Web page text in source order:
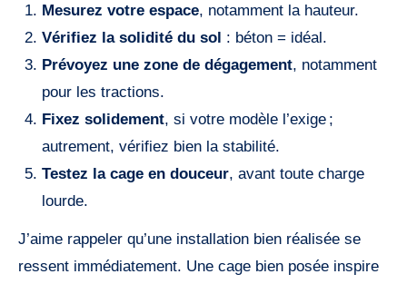
Mesurez votre espace, notamment la hauteur.
Vérifiez la solidité du sol : béton = idéal.
Prévoyez une zone de dégagement, notamment
pour les tractions.
Fixez solidement, si votre modèle l’exige ;
autrement, vérifiez bien la stabilité.
Testez la cage en douceur, avant toute charge
lourde.
J’aime rappeler qu’une installation bien réalisée se
ressent immédiatement. Une cage bien posée inspire